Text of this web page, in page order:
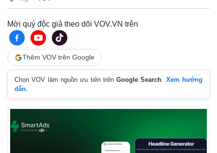
Mời quý độc giả theo dõi VOV.VN trên
Thêm VOV trên Google
Chọn VOV làm nguồn ưu tiên trênGoogle Search. Xem hướng
dẫn.